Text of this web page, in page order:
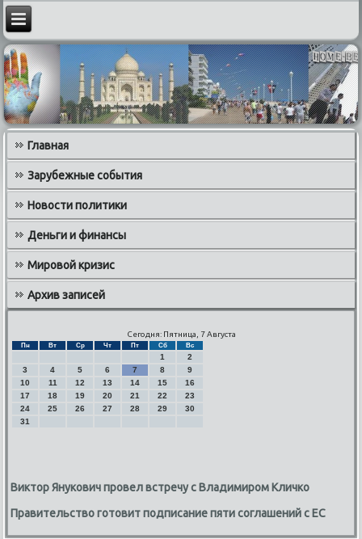
Главная
Зарубежные события
Новости политики
Деньги и финансы
Мировой кризис
Архив записей
Сегодня: Пятница, 7 Августа
Пн Вт Ср Чт Пт Сб Вс
1
2
3
4 5 6 7 8
9
10
11 12 13 14 15
16
17
18 19 20 21 22
23
24
25 26 27 28 29
30
31
Виктор Янукович провел встречу с Владимиром Кличко
Правительство готовит подписание пяти соглашений с ЕС